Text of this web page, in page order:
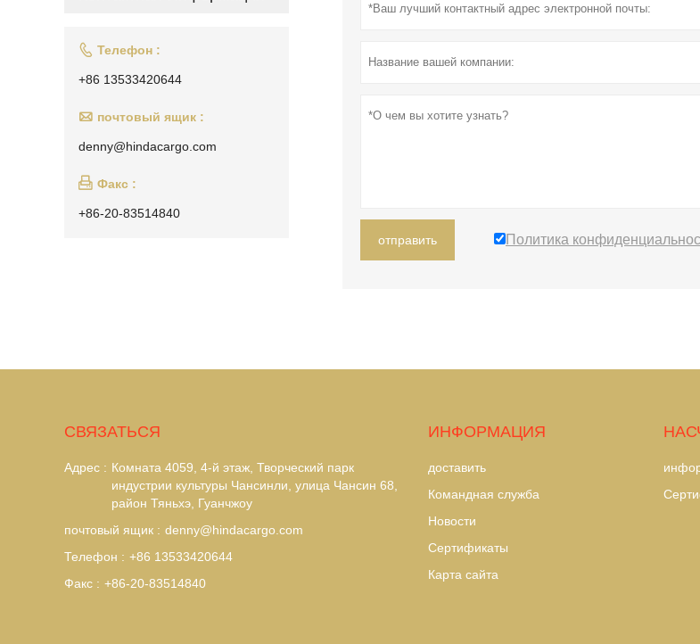
отправить Политика
 Телефон :
+86 13533420644
 почтовый ящик :
denny@hindacargo.com
 Факс :
+86-20-83514840
CВЯЗАТЬСЯ
Адрес : Комната 4059, 4-й этаж, Творческий парк
индустрии культуры Чансинли, улица Чансин 68,
район Тяньхэ, Гуанчжоу
почтовый ящик : denny@hindacargo.com
Телефон : +86 13533420644
Факс : +86-20-83514840
ИНФОРМАЦИЯ
доставить
Командная служба
Hовости
Сертификаты
Карта сайта